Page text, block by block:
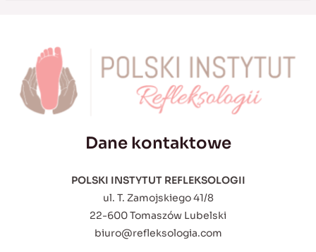
Dane kontaktowe
POLSKI INSTYTUT REFLEKSOLOGII
ul. T. Zamojskiego 41/8
22-600 Tomaszów Lubelski
biuro@refleksologia.com